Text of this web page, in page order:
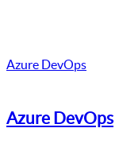
Azure DevOps
Azure DevOps